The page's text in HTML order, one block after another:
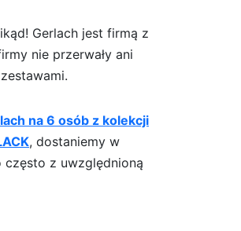
Gerlach jest firmą z
nie przerwały ani
na 6 osób z kolekcji
, dostaniemy w
często z uwzględnioną